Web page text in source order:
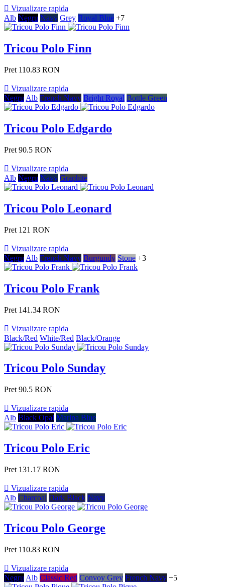
 Vizualizare rapida
Alb Negru Navy Grey Royal Blue +7
Tricou Polo Finn
Pret 110.83 RON
 Vizualizare rapida
Negru Alb French Navy Bright Royal Bottle Green
Tricou Polo Edgardo
Pret 90.5 RON
 Vizualizare rapida
Alb Negru Navy Graphite
Tricou Polo Leonard
Pret 121 RON
 Vizualizare rapida
Negru Alb French Navy Burgundy Stone +3
Tricou Polo Frank
Pret 141.34 RON
 Vizualizare rapida
Black/Red White/Red Black/Orange
Tricou Polo Sunday
Pret 90.5 RON
 Vizualizare rapida
Alb Black Opal Marina Blue
Tricou Polo Eric
Pret 131.17 RON
 Vizualizare rapida
Alb Charcoal Dark Black Navy
Tricou Polo George
Pret 110.83 RON
 Vizualizare rapida
Negru Alb Classic Red Convoy Grey French Navy +5